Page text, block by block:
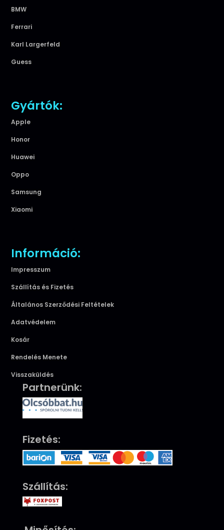
BMW
Ferrari
Karl Largerfeld
Guess
Gyártók:
Apple
Honor
Huawei
Oppo
Samsung
Xiaomi
Információ:
Impresszum
Szállítás és Fizetés
Általános Szerződési Feltételek
Adatvédelem
Kosár
Rendelés Menete
Visszaküldés
Partnerünk:
Fizetés:
Szállítás: